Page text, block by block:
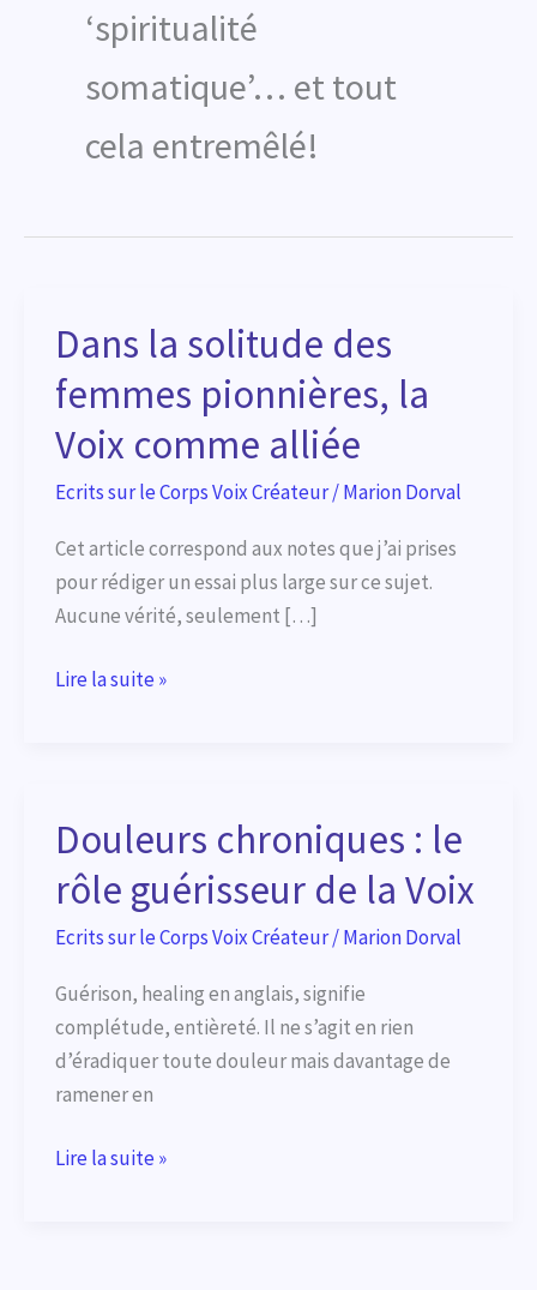
‘spiritualité
somatique’… et tout
cela entremêlé!
Dans la solitude des
femmes pionnières, la
Voix comme alliée
Ecrits sur le Corps Voix Créateur/Marion Dorval
Cet article correspond aux notes que j’ai prises
pour rédiger un essai plus large sur ce sujet.
Aucune vérité, seulement […]
Dans
pionnières,
la
comme
alliée
Lire la suite »
Douleurs chroniques : le
rôle guérisseur de la Voix
Ecrits sur le Corps Voix Créateur/Marion Dorval
Guérison, healing en anglais, signifie
complétude, entièreté. Il ne s’agit en rien
d’éradiquer toute douleur mais davantage de
ramener en
Douleurs
Lire la suite »